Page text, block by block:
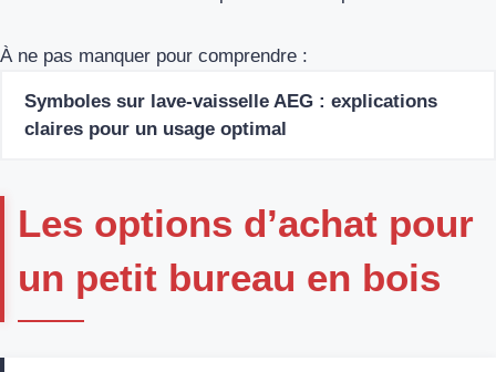
À ne pas manquer pour comprendre :
Symboles sur lave-vaisselle AEG : explications
claires pour un usage optimal
Les options d’achat pour
un petit bureau en bois